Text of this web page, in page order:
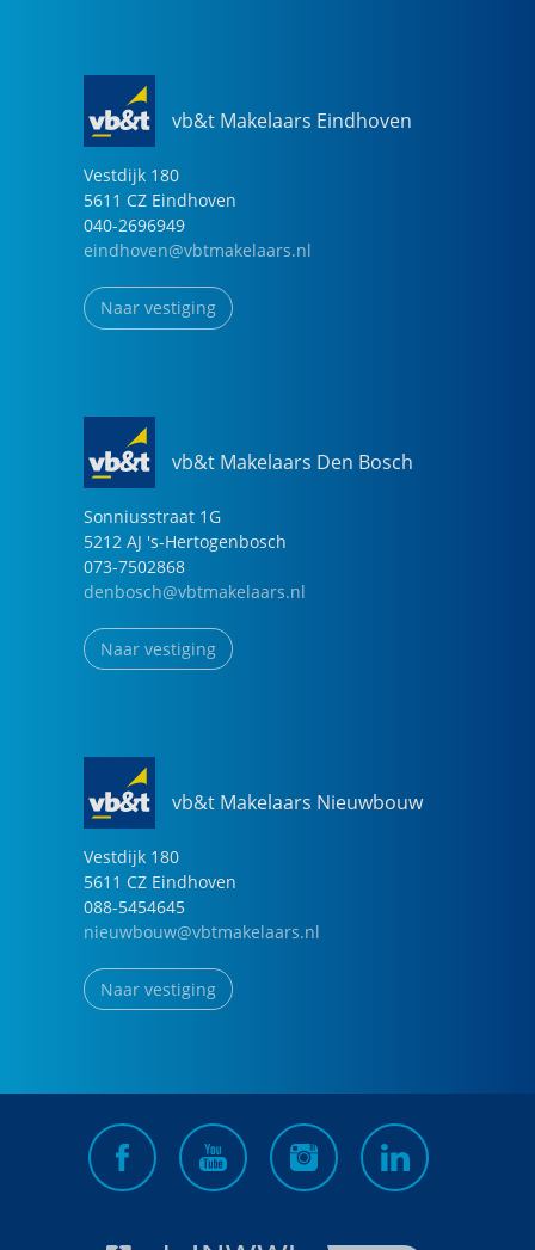
vb&t Makelaars Eindhoven
Vestdijk 180
5611 CZ Eindhoven
040-2696949
eindhoven@vbtmakelaars.nl
Naar vestiging
vb&t Makelaars Den Bosch
Sonniusstraat 1G
5212 AJ 's-Hertogenbosch
073-7502868
denbosch@vbtmakelaars.nl
Naar vestiging
vb&t Makelaars Nieuwbouw
Vestdijk 180
5611 CZ Eindhoven
088-5454645
nieuwbouw@vbtmakelaars.nl
Naar vestiging